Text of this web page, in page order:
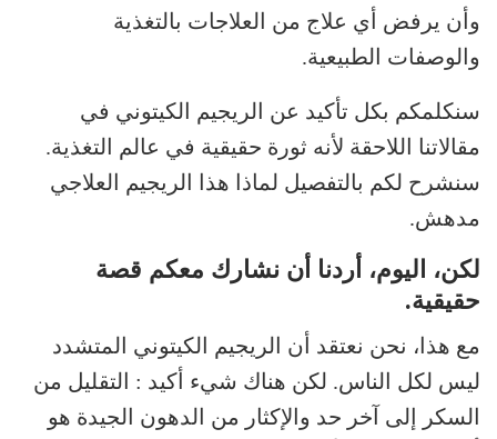
وأن يرفض أي علاج من العلاجات بالتغذية
والوصفات الطبيعية.
سنكلمكم بكل تأكيد عن الريجيم الكيتوني في
مقالاتنا اللاحقة لأنه ثورة حقيقية في عالم التغذية.
سنشرح لكم بالتفصيل لماذا هذا الريجيم العلاجي
مدهش.
لكن، اليوم، أردنا أن نشارك معكم قصة
حقيقية.
مع هذا، نحن نعتقد أن الريجيم الكيتوني المتشدد
ليس لكل الناس. لكن هناك شيء أكيد : التقليل من
السكر إلى آخر حد والإكثار من الدهون الجيدة هو